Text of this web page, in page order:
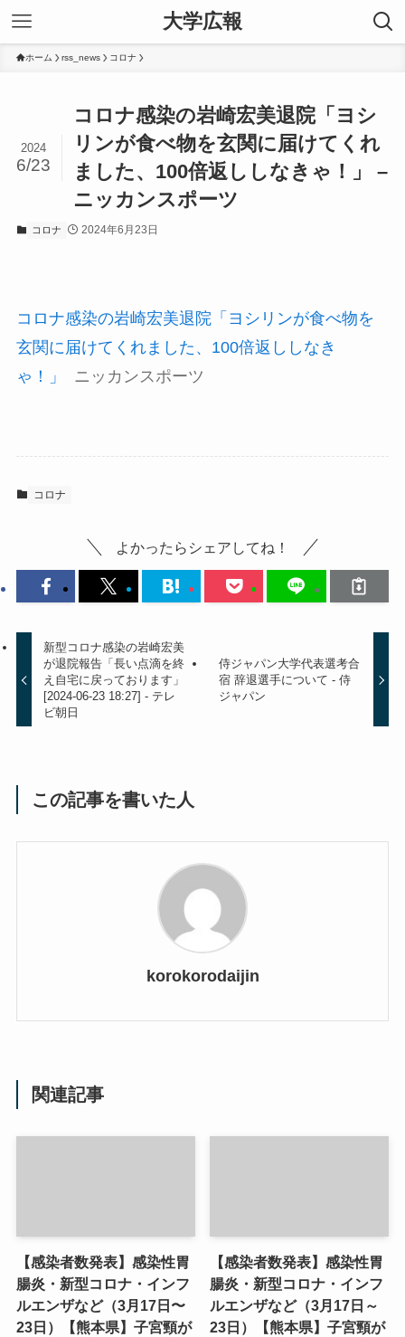
大学広報
ホーム rss_news コロナ
コロナ感染の岩崎宏美退院「ヨシ
リンが食べ物を玄関に届けてくれ
ました、100倍返ししなきゃ！」 –
ニッカンスポーツ
2024
6/23
コロナ 2024年6月23日
コロナ感染の岩崎宏美退院「ヨシリンが食べ物を
玄関に届けてくれました、100倍返ししなき
ゃ！」
ニッカンスポーツ
コロナ
よかったらシェアしてね！
新型コロナ感染の岩崎宏美
が退院報告「長い点滴を終
え自宅に戻っております」
[2024-06-23 18:27] - テレ
ビ朝日
侍ジャパン大学代表選考合
宿 辞退選手について - 侍
ジャパン
この記事を書いた人
korokorodaijin
関連記事
【感染者数発表】感染性胃
腸炎・新型コロナ・インフ
ルエンザなど（3月17日〜
23日）【熊本県】子宮頸が
【感染者数発表】感染性胃
腸炎・新型コロナ・インフ
ルエンザなど（3月17日～
23日）【熊本県】子宮頸が